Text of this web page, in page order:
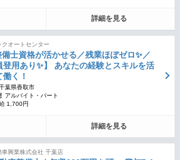
詳細を見る
クオートセンター
備士資格が活かせる／残業ほぼゼロ✨／
登用あり✨】 あなたの経験とスキルを活
く！
葉県香取市
アルバイト・パート
1,700円
詳細を見る
車興業株式会社 千葉店